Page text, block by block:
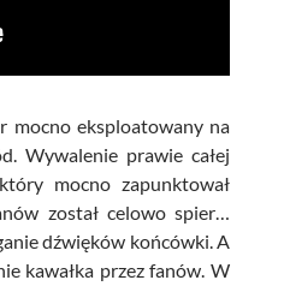
mocno eksploatowany na
Wywalenie prawie całej
mocno zapunktował
został celowo spier…
dźwięków końcówki. A
kawałka przez fanów. W